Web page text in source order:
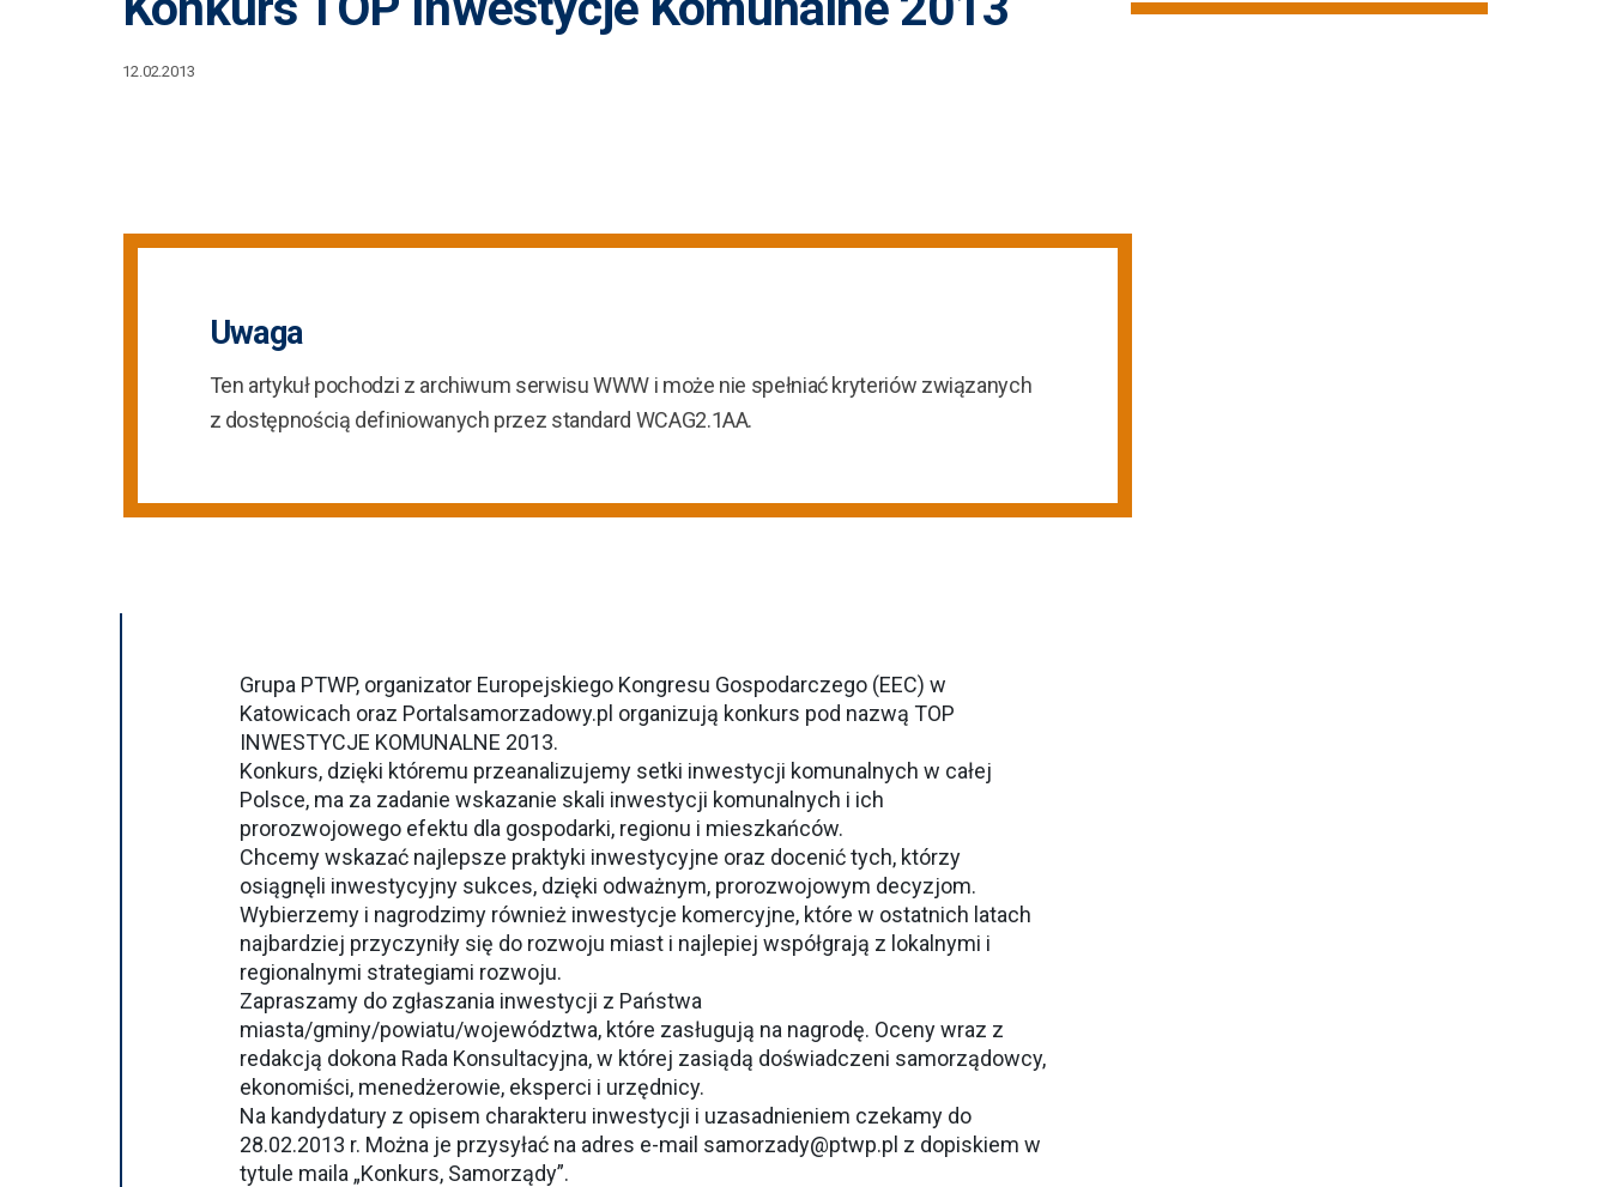
12.02.2013
Uwaga
Ten artykuł pochodzi z archiwum serwisu WWW i może nie spełniać kryteriów związanych
z dostępnością definiowanych przez standard WCAG2.1AA.
Grupa PTWP, organizator Europejskiego Kongresu Gospodarczego (EEC) w
Katowicach oraz Portalsamorzadowy.pl organizują konkurs pod nazwą TOP
INWESTYCJE KOMUNALNE 2013.
Konkurs, dzięki któremu przeanalizujemy setki inwestycji komunalnych w całej
Polsce, ma za zadanie wskazanie skali inwestycji komunalnych i ich
prorozwojowego efektu dla gospodarki, regionu i mieszkańców.
Chcemy wskazać najlepsze praktyki inwestycyjne oraz docenić tych, którzy
osiągnęli inwestycyjny sukces, dzięki odważnym, prorozwojowym decyzjom.
Wybierzemy i nagrodzimy również inwestycje komercyjne, które w ostatnich latach
najbardziej przyczyniły się do rozwoju miast i najlepiej współgrają z lokalnymi i
regionalnymi strategiami rozwoju.
Zapraszamy do zgłaszania inwestycji z Państwa
miasta/gminy/powiatu/województwa, które zasługują na nagrodę. Oceny wraz z
redakcją dokona Rada Konsultacyjna, w której zasiądą doświadczeni samorządowcy,
ekonomiści, menedżerowie, eksperci i urzędnicy.
Na kandydatury z opisem charakteru inwestycji i uzasadnieniem czekamy do
28.02.2013 r. Można je przysyłać na adres e-mail samorzady@ptwp.pl z dopiskiem w
tytule maila „Konkurs, Samorządy”.